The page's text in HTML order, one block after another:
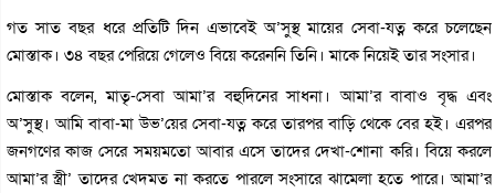
গত সাত বছর ধরে প্রতিটি দিন এভাবেই অ’সুস্থ মায়ের সেবা-যত্ন করে চলেছেন
মোস্তাক। ৩৪ বছর পেরিয়ে গেলেও বিয়ে করেননি তিনি। মাকে নিয়েই তার সংসার।
মোস্তাক বলেন, মাতৃ-সেবা আমা’র বহুদিনের সাধনা। আমা’র বাবাও বৃদ্ধ এবং
অ’সুস্থ। আমি বাবা-মা উভ’য়ের সেবা-যত্ন করে তারপর বাড়ি থেকে বের হই। এরপর
জনগণের কাজ সেরে সময়মতো আবার এসে তাদের দেখা-শোনা করি। বিয়ে করলে
আমা’র স্ত্রী’ তাদের খেদমত না করতে পারলে সংসারে ঝামেলা হতে পারে। আমা’র